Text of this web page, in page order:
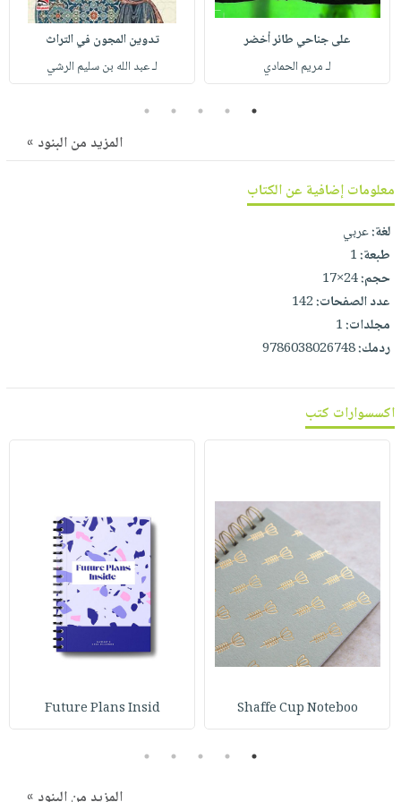
صابون
أطفال
مناسبات
فيديوهات
أسئلة
طرحها
وفرات
انشر
تواصل
معنا
التسوقعلى جناحي طائر أخضر
لـ مريم الحمادي
تدوين المجون في التراث
لـ عبد الله بن سليم الرشي
1
2
3
4
5
المزيد من البنود »
معلومات إضافية عن الكتاب
لغة:عربي
طبعة:1
حجم:24×17
عدد الصفحات:142
مجلدات:1
ردمك:9786038026748
اكسسوارات كتب
Shaffe Cup Noteboo
Future Plans Insid
1
2
3
4
5